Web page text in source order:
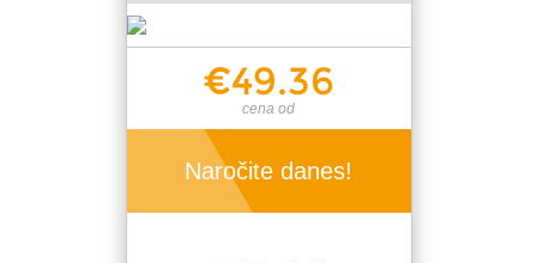
€49.36
cena od
Naročite danes!